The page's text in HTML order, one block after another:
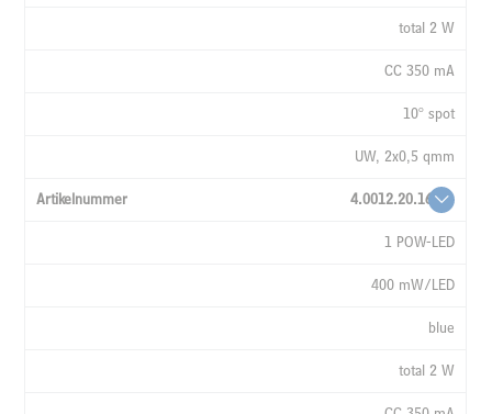
total 2 W
CC 350 mA
10° spot
UW, 2x0,5 qmm
4.0012.20.16
1 POW-LED
400 mW/LED
blue
total 2 W